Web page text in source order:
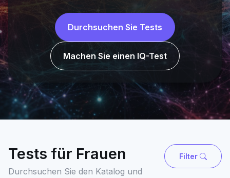
Durchsuchen Sie Tests
Machen Sie einen IQ-Test
Tests für Frauen
Durchsuchen Sie den Katalog und
Filter